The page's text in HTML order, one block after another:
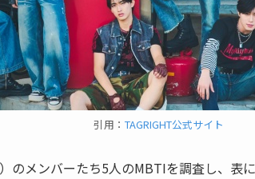
引用： TAGRIGHT公式サイト
のメンバーたち5人のMBTIを調査し、表